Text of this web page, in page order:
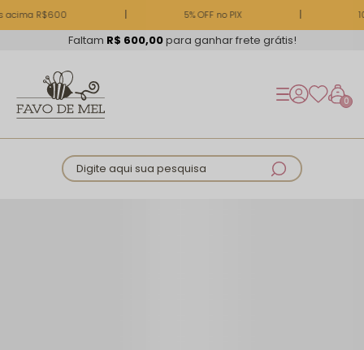
R$600 5% OFF no PIX
Faltam R$ 600,00para ganhar frete grátis!
0
Digite aqui sua pesquisa